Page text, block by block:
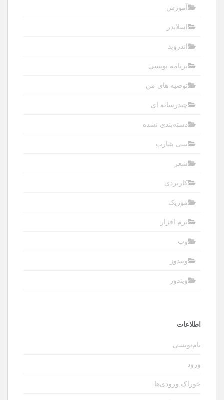
آموزش
اسلایدر
اندروید
برنامه نویسی
توصیه های من
چندرسانه ای
دسته‌بندی نشده
سی شارپ
شعر
کاربردی
موزیک
نرم افزار
وب
ویندوز
ویندوز
اطلاعات
نام‌نویسی
ورود
خوراک ورودی‌ها